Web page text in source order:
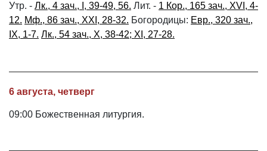
Утр. - Лк., 4 зач., I, 39-49, 56. Лит. - 1 Кор., 165 зач., XVI, 4-
12. Мф., 86 зач., XXI, 28-32. Богородицы: Евр., 320 зач.,
IX, 1-7. Лк., 54 зач., X, 38-42; XI, 27-28.
6 августа, четверг
09:00 Божественная литургия.